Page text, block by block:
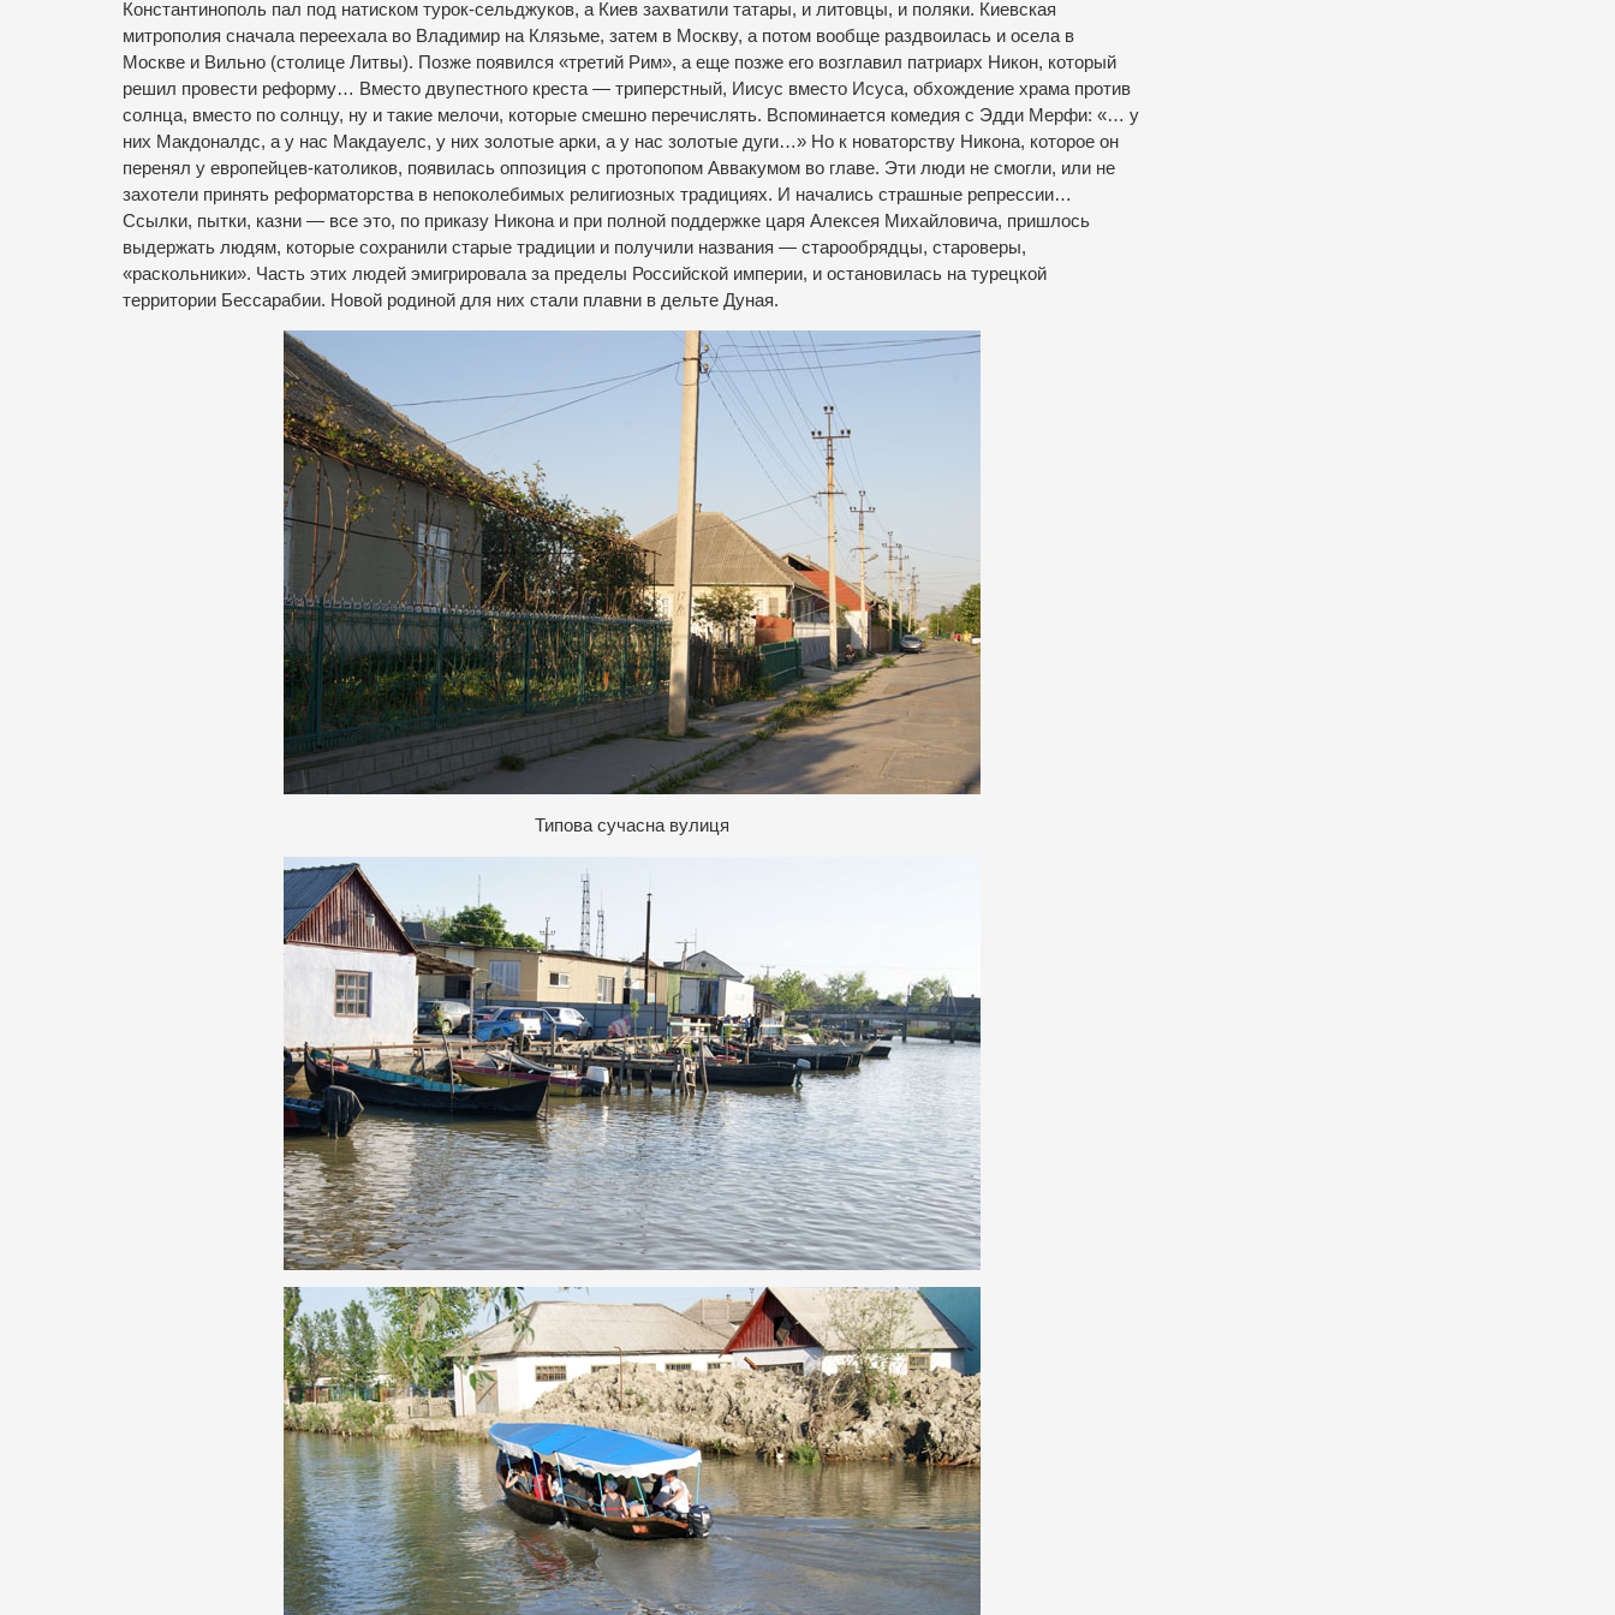
Константинополь пал под натиском турок-сельджуков, а Киев захватили татары, и литовцы, и поляки. Киевская
митрополия сначала переехала во Владимир на Клязьме, затем в Москву, а потом вообще раздвоилась и осела в
Москве и Вильно (столице Литвы). Позже появился «третий Рим», а еще позже его возглавил патриарх Никон, который
решил провести реформу… Вместо двупестного креста — триперстный, Иисус вместо Исуса, обхождение храма против
солнца, вместо по солнцу, ну и такие мелочи, которые смешно перечислять. Вспоминается комедия с Эдди Мерфи: «… у
них Макдоналдс, а у нас Макдауелс, у них золотые арки, а у нас золотые дуги…» Но к новаторству Никона, которое он
перенял у европейцев-католиков, появилась оппозиция с протопопом Аввакумом во главе. Эти люди не смогли, или не
захотели принять реформаторства в непоколебимых религиозных традициях. И начались страшные репрессии…
Ссылки, пытки, казни — все это, по приказу Никона и при полной поддержке царя Алексея Михайловича, пришлось
выдержать людям, которые сохранили старые традиции и получили названия — старообрядцы, староверы,
«раскольники». Часть этих людей эмигрировала за пределы Российской империи, и остановилась на турецкой
территории Бессарабии. Новой родиной для них стали плавни в дельте Дуная.
Типова сучасна вулиця